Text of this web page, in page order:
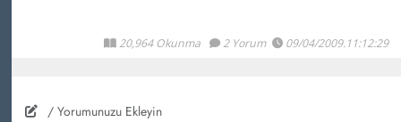
20,964 Okunma 2 Yorum 09/04/2009.11:12:29
/ Yorumunuzu Ekleyin